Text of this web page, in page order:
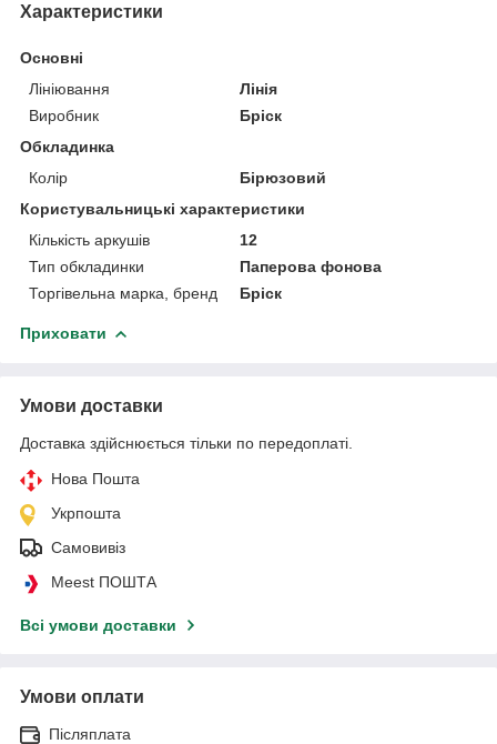
Характеристики
Основні
Лініювання
Лінія
Виробник
Бріск
Обкладинка
Колір
Бірюзовий
Користувальницькі характеристики
Кількість аркушів
12
Тип обкладинки
Паперова фонова
Торгівельна марка, бренд
Бріск
Приховати
Умови доставки
Доставка здійснюється тільки по передоплаті.
Нова Пошта
Укрпошта
Самовивіз
Meest ПОШТА
Всі умови доставки
Умови оплати
Післяплата